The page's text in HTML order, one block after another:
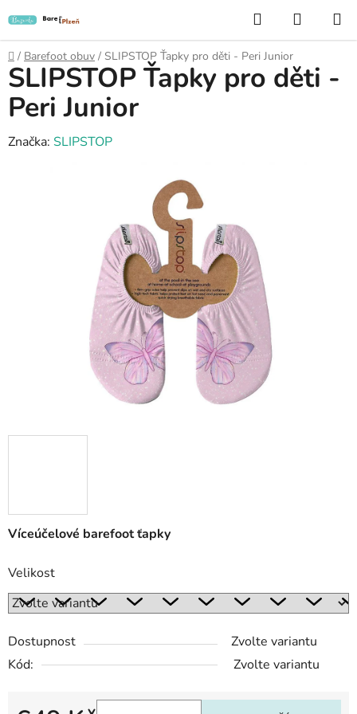
na
obsah
Hledat
KOŠÍK
Domů
/ Barefoot obuv / SLIPSTOP Ťapky pro děti - Peri Junior
Víceúčelové barefoot ťapky
Velikost
Dostupnost
Zvolte variantu
Kód:
Zvolte variantu
SLIPSTOP Ťapky pro děti -
Peri Junior
Značka: SLIPSTOP